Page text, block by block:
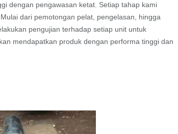
dengan pengawasan ketat. Setiap tahap kami
dari pemotongan pelat, pengelasan, hingga
pengujian terhadap setiap unit untuk
mendapatkan produk dengan performa tinggi dan